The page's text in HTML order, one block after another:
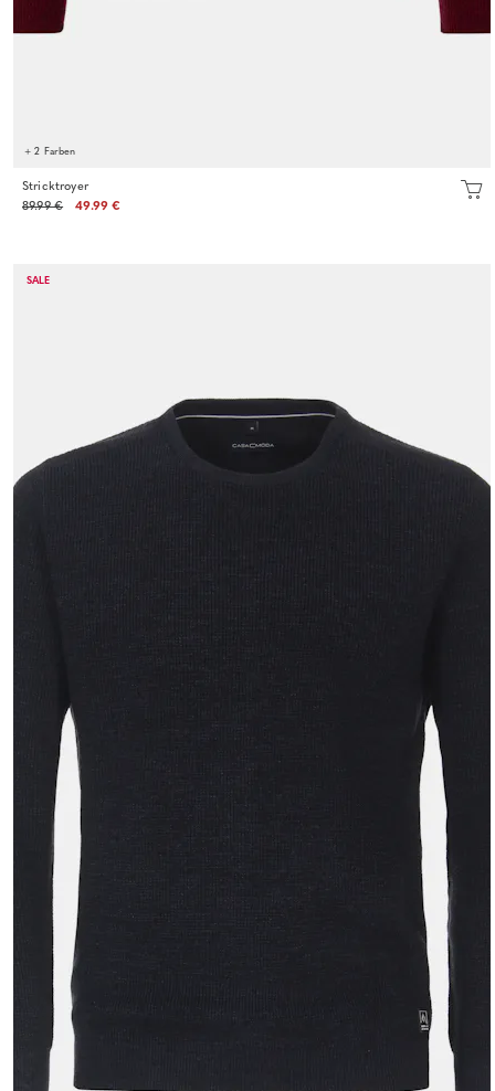
+ 2 Farben
Stricktroyer
89.99 €
49.99 €
SALE